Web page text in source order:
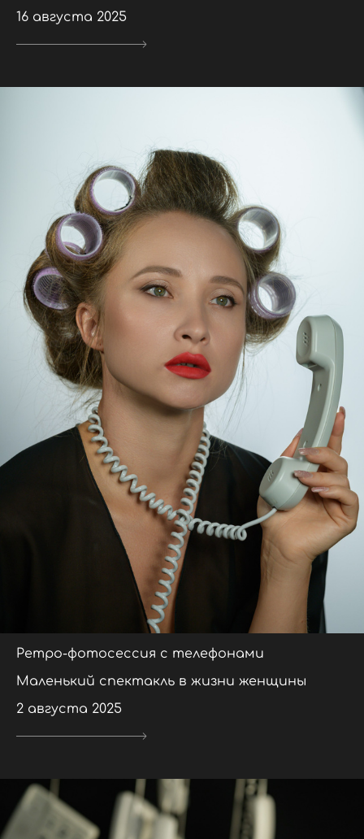
16 августа 2025
Ретро-фотосессия с телефонами
Маленький спектакль в жизни женщины
2 августа 2025